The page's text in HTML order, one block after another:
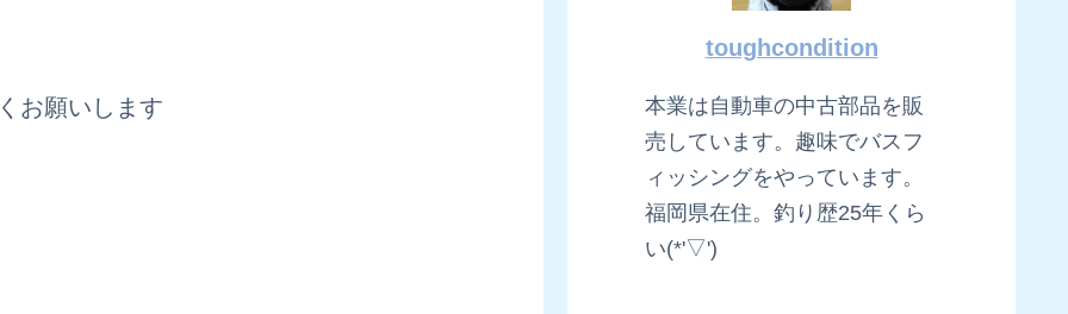
お願いします
toughcondition
本業は自動車の中古部品を販
売しています。趣味でバスフ
ィッシングをやっています。
福岡県在住。釣り歴25年くら
い(*'▽')